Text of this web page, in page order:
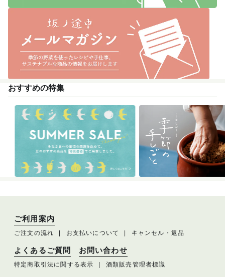
おすすめの特集
ご利用案内
ご注文の流れ お支払いについて キャンセル・返品
よくあるご質問 お問い合わせ
特定商取引法に関する表示 酒類販売管理者標識